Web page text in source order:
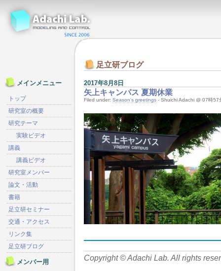
足立研ブログ
2017年8月8日
矢上キャンパス 夏期休業
Filed under: Season's greetings - Shuichi Adachi @ 07時57
Copyright © Adachi Lab. All rights
メインメニュー
トップ
研究室の概要
研究テーマ
実験ビデオ
講義
講義ビデオ
研究室メンバー
論文・活動
書籍
足立研セミナー
交通・アクセス
リンク集
足立研ブログ
メンバー用